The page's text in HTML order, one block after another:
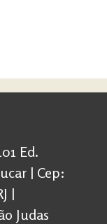
Ed.
| Cep:
|
Judas